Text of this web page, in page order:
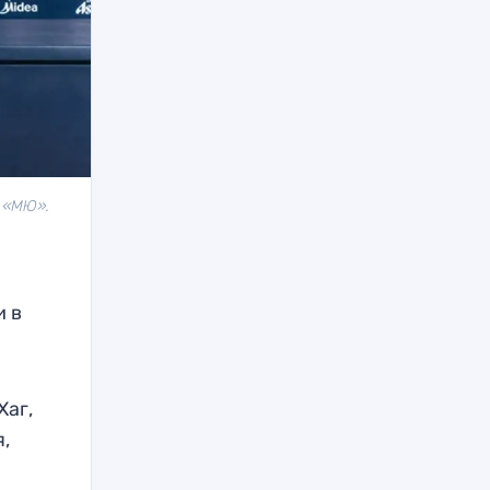
«МЮ».
в